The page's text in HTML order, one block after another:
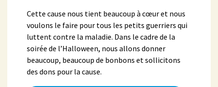
Cette cause nous tient beaucoup à cœur et nous
voulons le faire pour tous les petits guerriers qui
luttent contre la maladie. Dans le cadre de la
soirée de l’Halloween, nous allons donner
beaucoup, beaucoup de bonbons et sollicitons
des dons pour la cause.